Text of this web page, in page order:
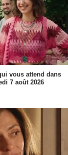
vous attend dans
7 août 2026